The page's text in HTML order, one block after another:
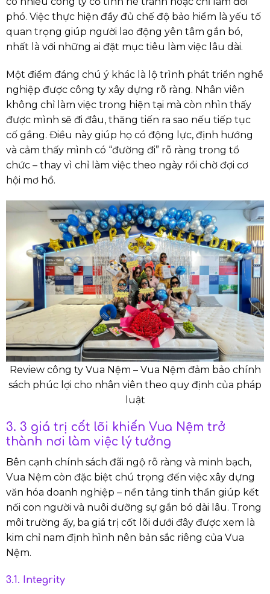
phó. Việc thực hiện đầy đủ chế độ bảo hiểm là yếu tố
quan trọng giúp người lao động yên tâm gắn bó,
nhất là với những ai đặt mục tiêu làm việc lâu dài.
Một điểm đáng chú ý khác là lộ trình phát triển nghề
nghiệp được công ty xây dựng rõ ràng. Nhân viên
không chỉ làm việc trong hiện tại mà còn nhìn thấy
được mình sẽ đi đâu, thăng tiến ra sao nếu tiếp tục
cố gắng. Điều này giúp họ có động lực, định hướng
và cảm thấy mình có “đường đi” rõ ràng trong tổ
chức – thay vì chỉ làm việc theo ngày rồi chờ đợi cơ
hội mơ hồ.
Review công ty Vua Nệm – Vua Nệm đảm bảo chính
sách phúc lợi cho nhân viên theo quy định của pháp
luật
3. 3 giá trị cốt lõi khiến Vua Nệm trở
thành nơi làm việc lý tưởng
Bên cạnh chính sách đãi ngộ rõ ràng và minh bạch,
Vua Nệm còn đặc biệt chú trọng đến việc xây dựng
văn hóa doanh nghiệp – nền tảng tinh thần giúp kết
nối con người và nuôi dưỡng sự gắn bó dài lâu. Trong
môi trường ấy, ba giá trị cốt lõi dưới đây được xem là
kim chỉ nam định hình nên bản sắc riêng của Vua
Nệm.
3.1. Integrity